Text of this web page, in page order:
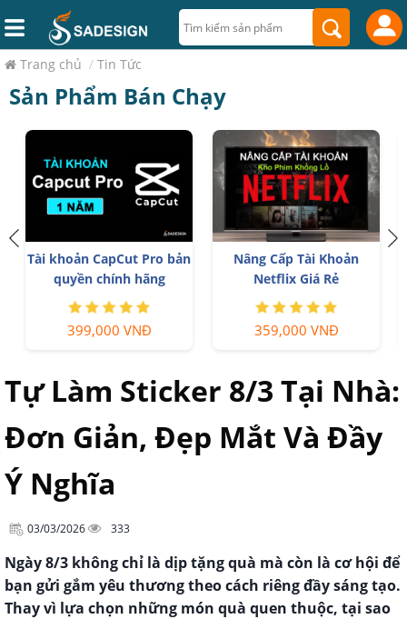
Trang chủ / Tin Tức
Sản Phẩm Bán Chạy
Tài khoản CapCut Pro bản
quyền chính hãng
399,000 VNĐ
Nâng Cấp Tài Khoản
Netflix Giá Rẻ
359,000 VNĐ
Tự Làm Sticker 8/3 Tại Nhà:
Đơn Giản, Đẹp Mắt Và Đầy
Ý Nghĩa
03/03/2026 333
Ngày 8/3 không chỉ là dịp tặng quà mà còn là cơ hội để
bạn gửi gắm yêu thương theo cách riêng đầy sáng tạo.
Thay vì lựa chọn những món quà quen thuộc, tại sao